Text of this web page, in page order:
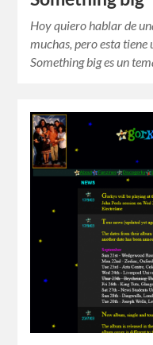
Hoy quiero hablar de
muchas, pero esta
Something big es un